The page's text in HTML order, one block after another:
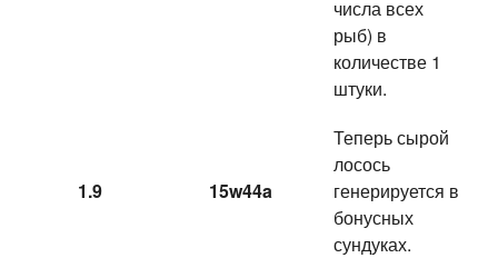
числа всех
рыб) в
количестве 1
штуки.
1.9 15w44a
Теперь сырой
лосось
генерируется в
бонусных
сундуках.